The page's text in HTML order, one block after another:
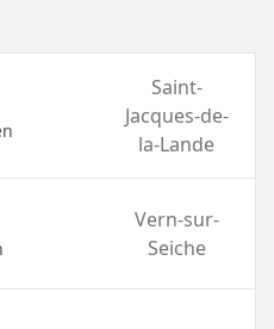
Saint-
Jacques-de-
la-Lande
Vern-sur-
Seiche